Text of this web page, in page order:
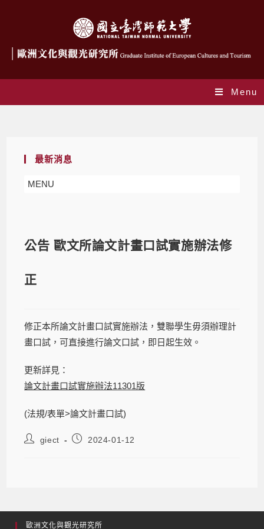
Menu
最新消息
MENU
公告 歐文所論文計畫口試實施辦法修
正
修正本所論文計畫口試實施辦法，雙聯學生毋須辦理計
畫口試，可直接進行論文口試，即日起生效。
更新詳見：
論文計畫口試實施辦法11301版
(法規/表單>論文計畫口試)
giect 2024-01-12
歐洲文化與觀光研究所